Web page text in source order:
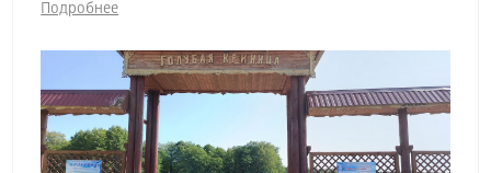
Подробнее